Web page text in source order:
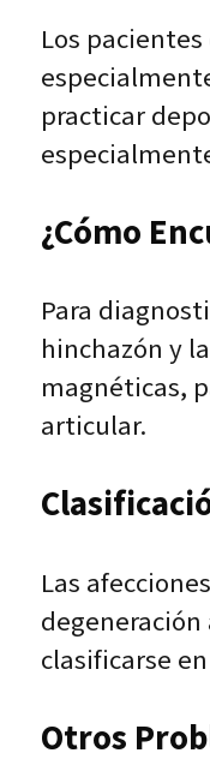
Los
practicar
¿Cómo
Para
hinchazón y
magnéticas,
articular.
Las
clasificarse
Otros